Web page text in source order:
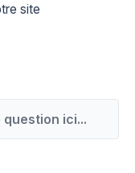
site